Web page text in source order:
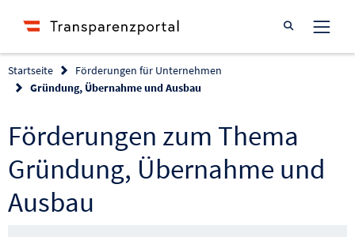
Suche öffnen
Startseite
Förderungen für Unternehmen
Gründung, Übernahme und Ausbau
Förderungen zum Thema
Gründung, Übernahme und
Ausbau